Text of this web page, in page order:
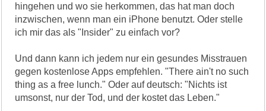
hingehen und wo sie herkommen, das hat man doch
inzwischen, wenn man ein iPhone benutzt. Oder stelle
ich mir das als "Insider" zu einfach vor?
Und dann kann ich jedem nur ein gesundes Misstrauen
gegen kostenlose Apps empfehlen. "There ain't no such
thing as a free lunch." Oder auf deutsch: "Nichts ist
umsonst, nur der Tod, und der kostet das Leben."